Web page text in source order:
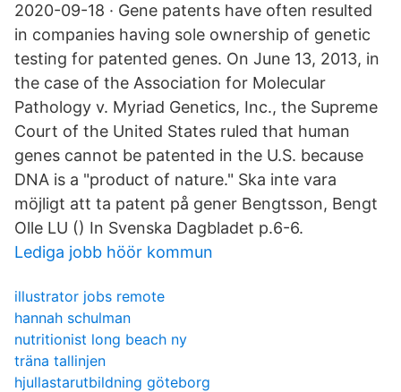
2020-09-18 · Gene patents have often resulted
in companies having sole ownership of genetic
testing for patented genes. On June 13, 2013, in
the case of the Association for Molecular
Pathology v. Myriad Genetics, Inc., the Supreme
Court of the United States ruled that human
genes cannot be patented in the U.S. because
DNA is a "product of nature." Ska inte vara
möjligt att ta patent på gener Bengtsson, Bengt
Olle LU () In Svenska Dagbladet p.6-6.
Lediga jobb höör kommun
illustrator jobs remote
hannah schulman
nutritionist long beach ny
träna tallinjen
hjullastarutbildning göteborg